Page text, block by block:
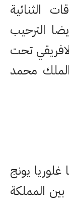
الثنائية
الترحيب
تحت
محمد
يونج
المملكة